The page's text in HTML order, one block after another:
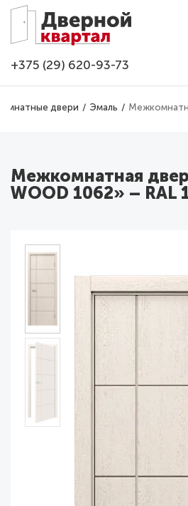
Перейти к основному
+375 (29) 620-93-73
двери Эмаль
Межкомнатная
WOOD 1062» – RAL